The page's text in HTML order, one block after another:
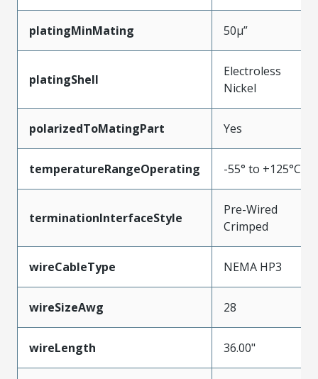
platingMinMating 50µ”
platingShell
Electroless
Nickel
polarizedToMatingPart Yes
temperatureRangeOperating -55° to +125°C
terminationInterfaceStyle
Pre-Wired
Crimped
wireCableType NEMA HP3
wireSizeAwg 28
wireLength 36.00"